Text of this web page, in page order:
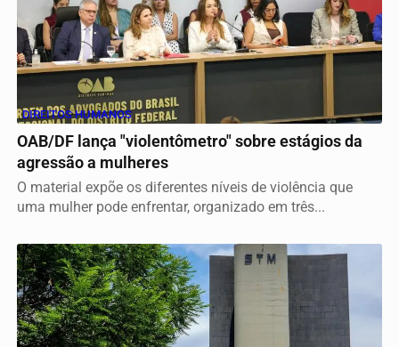
DIREITOS HUMANOS
OAB/DF lança "violentômetro" sobre estágios da
agressão a mulheres
O material expõe os diferentes níveis de violência que
uma mulher pode enfrentar, organizado em três...